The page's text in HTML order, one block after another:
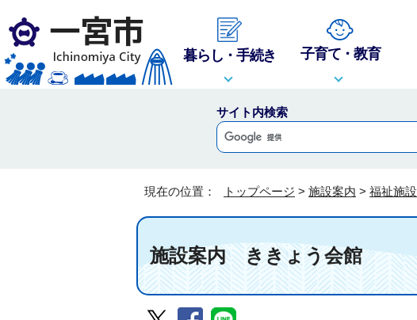
暮らし・手続き 子育て・教育
サイト内検索
現在の位置： トップページ > 施設案内 > 福祉施設
施設案内ききょう会館